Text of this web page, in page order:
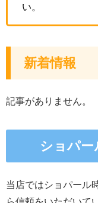
い。
新着情報
記事がありません。
ショパー
当店ではショパール
ら信頼をいただいて